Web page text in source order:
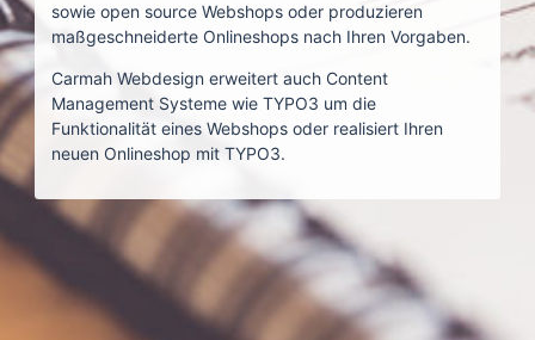
sowie open source Webshops oder produzieren
maßgeschneiderte Onlineshops nach Ihren Vorgaben.
Carmah Webdesign erweitert auch Content
Management Systeme wie TYPO3 um die
Funktionalität eines Webshops oder realisiert Ihren
neuen Onlineshop mit TYPO3.